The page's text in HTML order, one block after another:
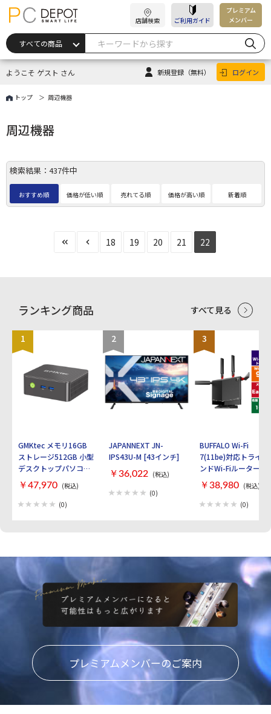
店舗検索 ご利用ガイド
プレミアム
メンバー
ようこそ ゲスト さん 新規登録 （無料） ログイン
トップ 周辺機器
周辺機器
検索結果：437件中
おすすめ順 価格が低い順 売れてる順 価格が高い順 新着順
18 19 20 21 22
ランキング商品 すべて見る
1
GMKtec メモリ16GB
ストレージ512GB 小型
デスクトップパソコン
GMKtec NucBox G3S
GMK-G3S-16/512-
W11PRO(N95)
￥47,970 (税込)
(0)
2
JAPANNEXT JN-
IPS43U-M [43インチ]
￥36,022 (税込)
(0)
3
BUFFALO Wi-Fi
7(11be)対応トライバ
ンドWi-Fiルーター
AirStation
WXR9300BE6P [ブラ
ック]
￥38,980 (税込)
(0)
プレミアムメンバーのご案内